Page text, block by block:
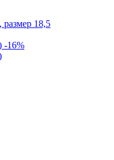
размер 18,5
-16%